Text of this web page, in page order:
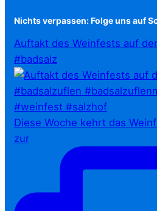
Nichts verpassen: Folge uns auf
Auftakt des Weinfests auf
#badsalz
Diese Woche kehrt das
zur